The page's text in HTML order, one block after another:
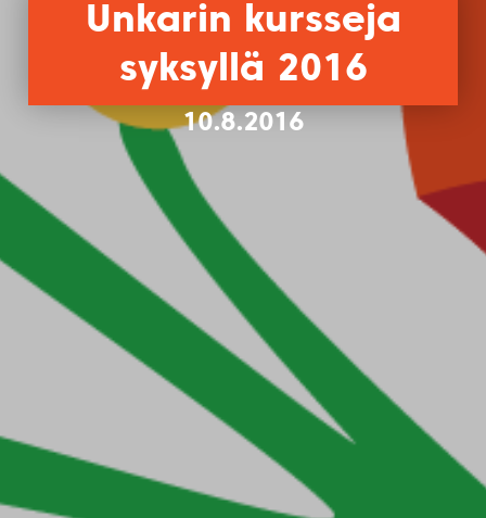
Unkarin kursseja
syksyllä 2016
10.8.2016